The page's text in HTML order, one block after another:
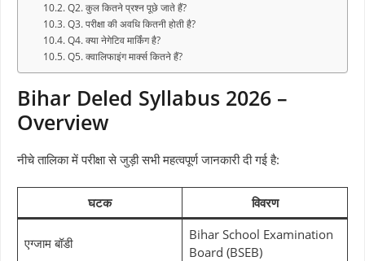
Q2. कुल कितने प्रश्न पूछे जाते हैं?
Q3. परीक्षा की अवधि कितनी होती है?
Q4. क्या नेगेटिव मार्किंग है?
Q5. क्वालिफाइंग मार्क्स कितने हैं?
Bihar Deled Syllabus 2026 –
Overview
नीचे तालिका में परीक्षा से जुड़ी सभी महत्वपूर्ण जानकारी दी गई है:
घटक विवरण
एग्जाम बॉडी
Bihar School Examination
Board (BSEB)